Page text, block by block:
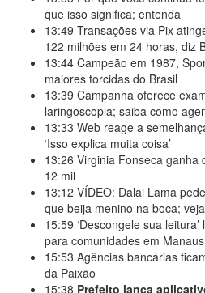
que isso significa; entenda
13:49 Transações via Pix
122 milhões em 24 horas, diz
13:44 Campeão em 1987,
maiores torcidas do Brasil
13:39 Campanha oferece
laringoscopia; saiba como
13:33 Web reage a
‘Isso explica muita coisa’
13:26 Virginia Fonseca ganha
12 mil
13:12 VÍDEO: Dalai Lama
que beija menino na boca; veja
15:59 ‘Descongele sua
para comunidades em Manaus
15:53 Agências bancárias
da Paixão
15:38 Prefeito lança